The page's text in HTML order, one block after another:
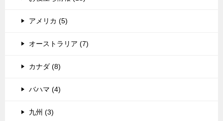
アメリカ (5)
オーストラリア (7)
カナダ (8)
バハマ (4)
九州 (3)